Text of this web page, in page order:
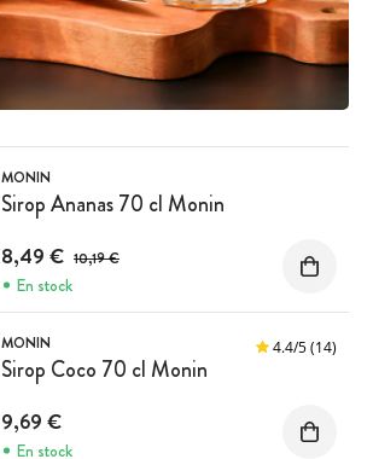
MONIN
Sirop Ananas 70 cl Monin
8,49 € Prix avant réduction :
10,19 €
En stock
MONIN
Sirop Coco 70 cl Monin
4.4/5(14)
9,69 €
En stock